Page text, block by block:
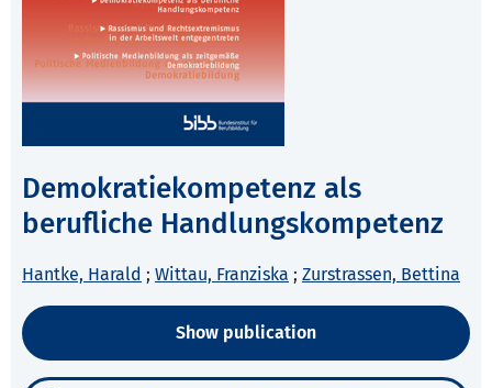
Demokratiekompetenz als
berufliche Handlungskompetenz
Hantke, Harald ; Wittau, Franziska ; Zurstrassen, Bettina
Show publication